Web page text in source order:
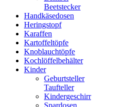
Beetstecker
Handkäsedosen
Heringstopf
Karaffen
Kartoffeltöpfe
Knoblauchtöpfe
Kochlöffelbehälter
Kinder
Geburtsteller
Taufteller
Kindergeschirr